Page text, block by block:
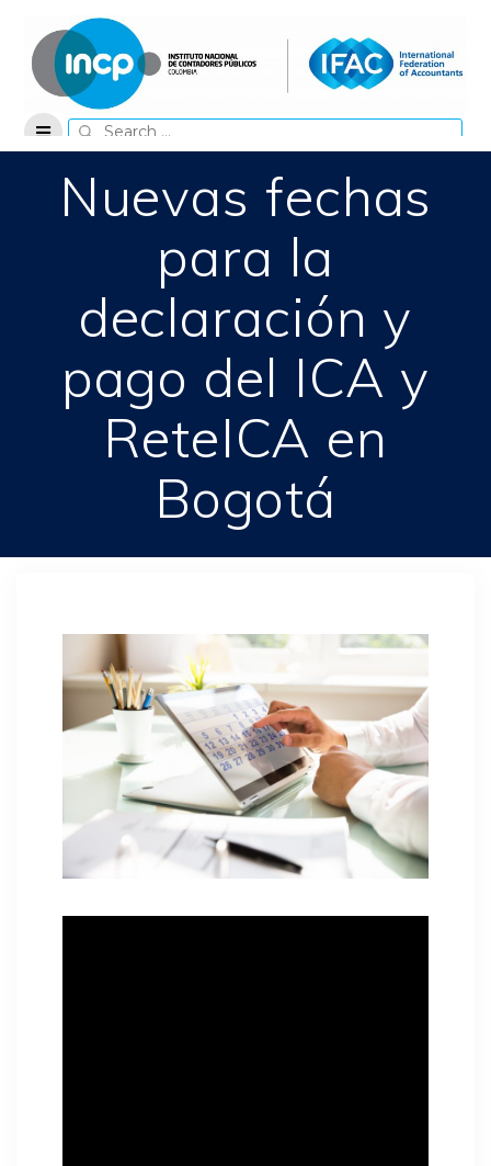
content
Search
for:
Nuevas fechas
para la
declaración y
pago del ICA y
ReteICA en
Bogotá